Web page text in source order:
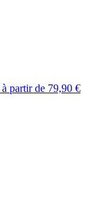
à partir de 79,90 €